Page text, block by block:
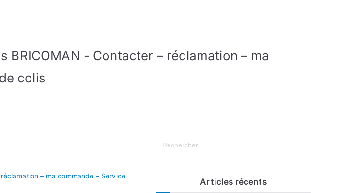
BRICOMAN - Contacter – réclamation – ma
colis
– ma commande – Service
Search
for:
Articles récents